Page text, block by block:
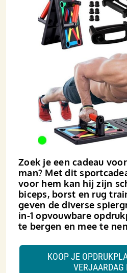
Zoek je een cadeau
man? Met dit
voor hem kan hij zijn
biceps, borst en rug
geven de diverse
in-1 opvouw­­bare
te bergen en mee te
KOOP JE